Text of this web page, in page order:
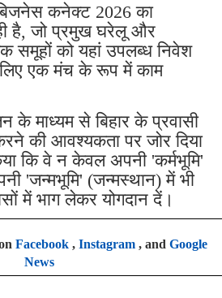
बिजनेस कनेक्ट 2026 का
है, जो प्रमुख घरेलू और
समूहों को यहां उपलब्ध निवेश
एक मंच के रूप में काम
माध्यम से बिहार के प्रवासी
की आवश्यकता पर जोर दिया
कि वे न केवल अपनी 'कर्मभूमि'
'जन्मभूमि' (जन्मस्थान) में भी
में भाग लेकर योगदान दें।
Facebook, Instagram, and Google
News